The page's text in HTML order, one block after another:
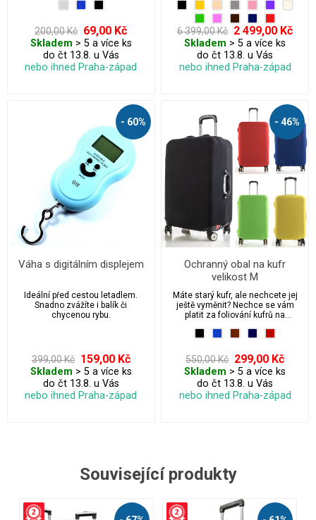
200,00 Kč 69,00 Kč
Skladem > 5 a více ks
do čt 13.8. u Vás
nebo ihned Praha-západ
na příruční zavazadlo. Vylepšený
materiál ABS, tvarovaný,
vyztužený, žebrované tělo kufru,
které odolá tlaku 120 kg, díky
čemuž kufr přežije i v těch
nejtěžších podmínkách. Výhodná
cena kufrů s možností kdykoliv
zakoupit levné náhradní díly.
6 399,00 Kč 2 499,00 Kč
Skladem > 5 a více ks
do čt 13.8. u Vás
nebo ihned Praha-západ
- 60%
Váha s digitálním displejem
Ideální před cestou letadlem.
Snadno zvážíte i balík či
chycenou rybu.
399,00 Kč 159,00 Kč
Skladem > 5 a více ks
do čt 13.8. u Vás
nebo ihned Praha-západ
- 46%
Ochranný obal na kufr
velikost M
Máte starý kufr, ale nechcete jej
ještě vyměnit? Nechce se vám
platit za foliování kufrů na
550,00 Kč 299,00 Kč
Skladem > 5 a více ks
do čt 13.8. u Vás
nebo ihned Praha-západ
Související produkty